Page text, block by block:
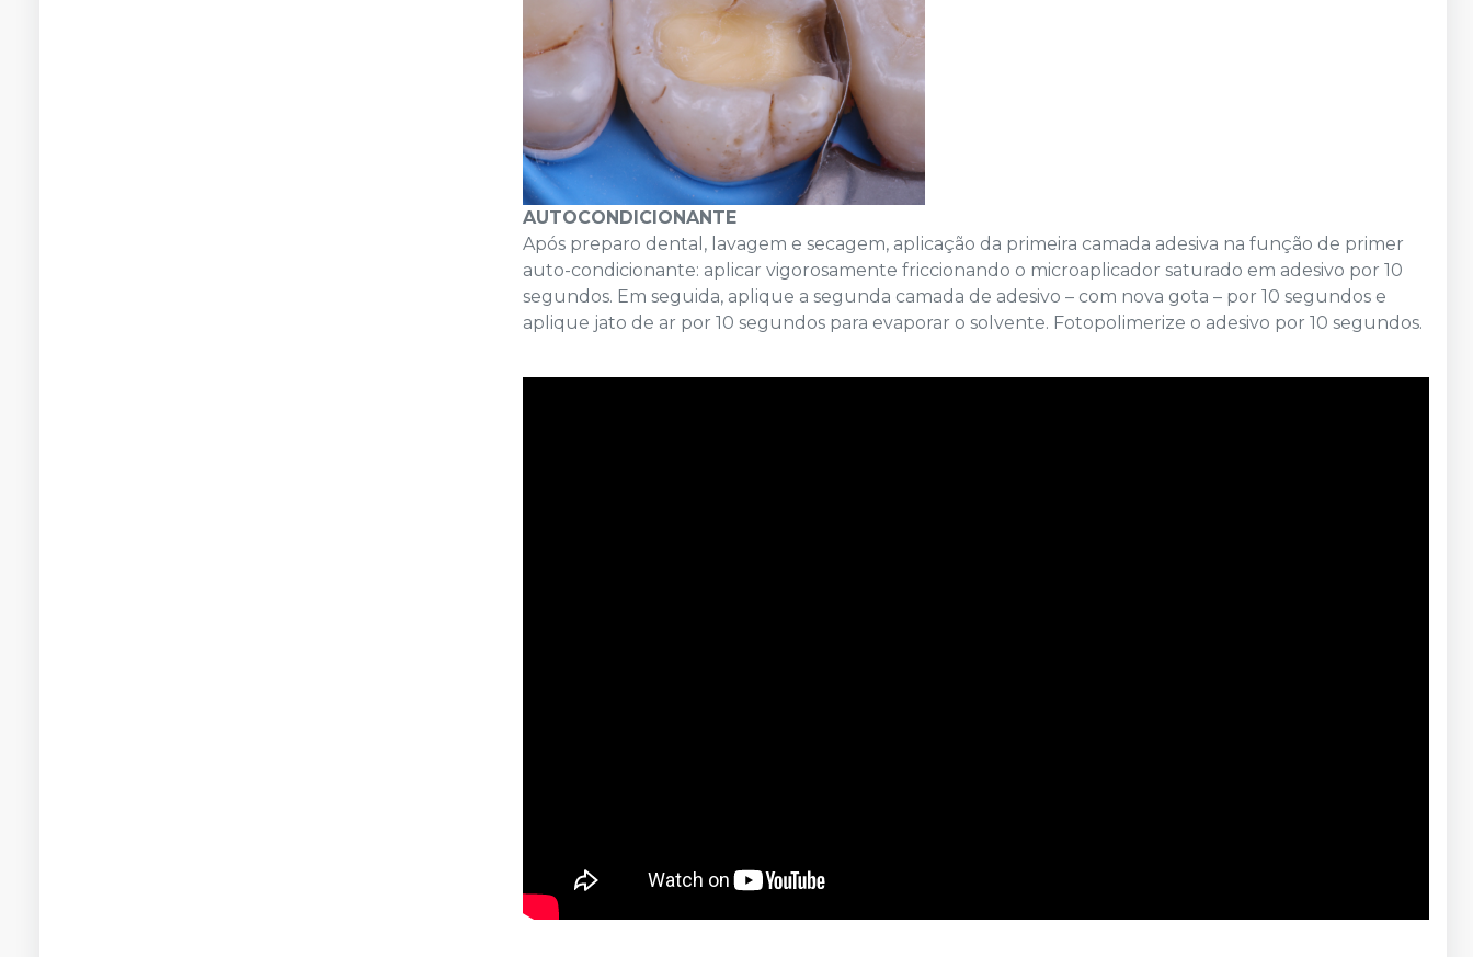
AUTOCONDICIONANTE
Após preparo dental, lavagem e secagem, aplicação da primeira camada adesiva na função de primer
auto-condicionante: aplicar vigorosamente friccionando o microaplicador saturado em adesivo por 10
segundos. Em seguida, aplique a segunda camada de adesivo – com nova gota – por 10 segundos e
aplique jato de ar por 10 segundos para evaporar o solvente. Fotopolimerize o adesivo por 10 segundos.